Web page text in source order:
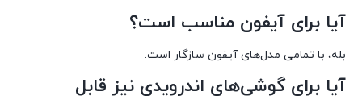
آیا برای آیفون مناسب است؟
بله، با تمامی مدل‌های آیفون سازگار است.
آیا برای گوشی‌های اندرویدی نیز قابل